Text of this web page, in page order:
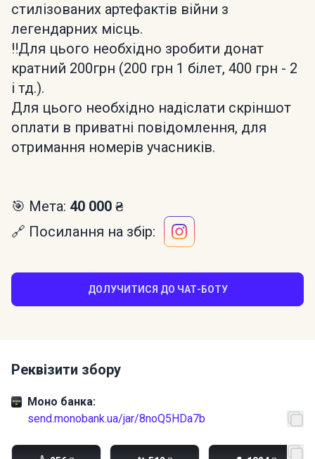
стилізованих артефактів війни з
легендарних місць.
‼️Для цього необхідно зробити донат
кратний 200грн (200 грн 1 білет, 400 грн - 2
і тд.).
Для цього необхідно надіслати скріншот
оплати в приватні повідомлення, для
отримання номерів учасників.
🎯 Мета: 40 000 ₴
🔗 Посилання на збір:
ДОЛУЧИТИСЯ ДО ЧАТ-БОТУ
Реквізити збору
Моно банка:
send.monobank.ua/jar/8noQ5HDa7b
melnyk2003te@gmail.com